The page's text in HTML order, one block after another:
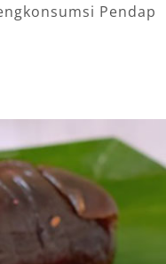
Pendap